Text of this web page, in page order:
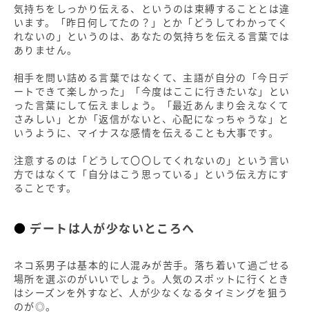
気持ちをしっかり伝える、というのは束縛することとは違
います。「昨日何してたの？」とか「どうしてわかってく
れないの」というのは、あなたの気持ちを伝える言葉では
ありません。
相手を問い詰める言葉ではなくて、主語が自分の「今日デ
ートできて楽しかった」「今度はここに行きたいな」とい
った言葉にして伝えましょう。「最近あんまり会えなくて
さみしい」とか「返信がないと、心配になっちゃうな」と
いうように、マイナスな感情を伝えることも大事です。
注意するのは「どうして〇〇してくれないの」という言い
方ではなくて「自分はこう思っている」という伝え方にす
ることです。
デートは人が少ないところへ
ネコ系男子は基本的に人混みが苦手。落ち着いて過ごせる
場所を選ぶのがいいでしょう。人気のスポットに行くとき
はシーズンを外すなど、人が少なくなるタイミングを狙う
のが◎。